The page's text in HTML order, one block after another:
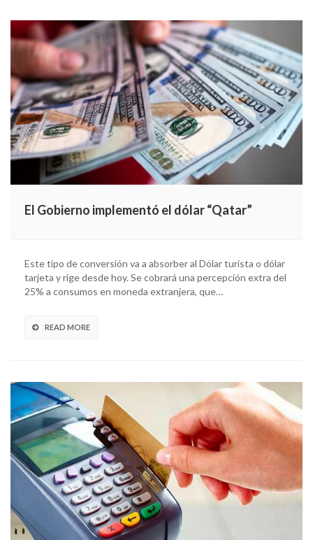
El Gobierno implementó el dólar “Qatar”
Este tipo de conversión va a absorber al Dólar turista o dólar
tarjeta y rige desde hoy. Se cobrará una percepción extra del
25% a consumos en moneda extranjera, que…
READ MORE